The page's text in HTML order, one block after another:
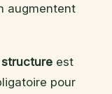
augmentent
structure est
pour